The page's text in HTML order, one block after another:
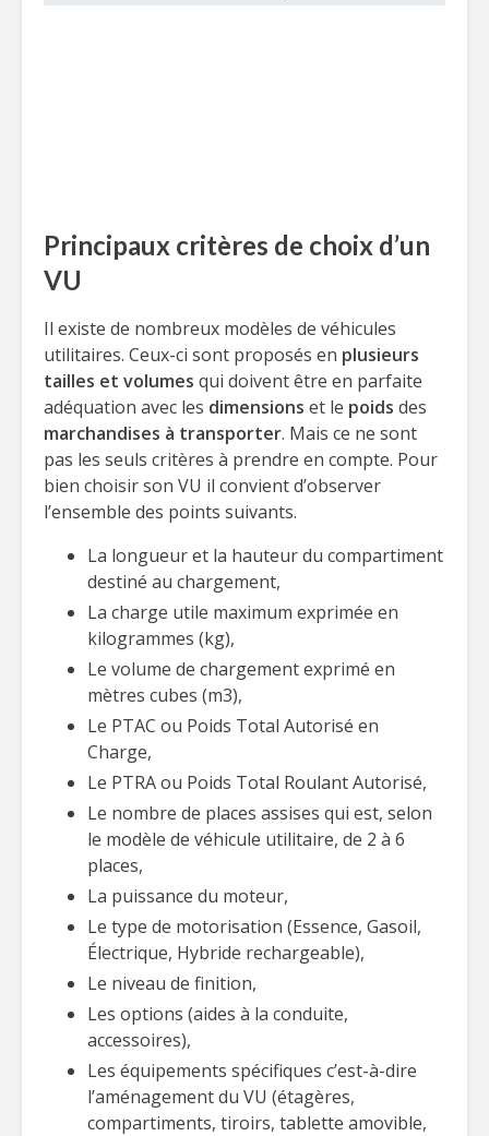
Principaux critères de choix d’un
VU
Il existe de nombreux modèles de véhicules
utilitaires. Ceux-ci sont proposés en plusieurs
tailles et volumes qui doivent être en parfaite
adéquation avec les dimensions et le poids des
marchandises à transporter. Mais ce ne sont
pas les seuls critères à prendre en compte. Pour
bien choisir son VU il convient d’observer
l’ensemble des points suivants.
La longueur et la hauteur du compartiment
destiné au chargement,
La charge utile maximum exprimée en
kilogrammes (kg),
Le volume de chargement exprimé en
mètres cubes (m3),
Le PTAC ou Poids Total Autorisé en
Charge,
Le PTRA ou Poids Total Roulant Autorisé,
Le nombre de places assises qui est, selon
le modèle de véhicule utilitaire, de 2 à 6
places,
La puissance du moteur,
Le type de motorisation (Essence, Gasoil,
Électrique, Hybride rechargeable),
Le niveau de finition,
Les options (aides à la conduite,
accessoires),
Les équipements spécifiques c’est-à-dire
l’aménagement du VU (étagères,
compartiments, tiroirs, tablette amovible,